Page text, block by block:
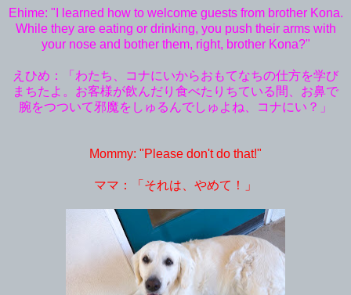
Ehime: "I learned how to welcome guests from brother Kona.
While they are eating or drinking, you push their arms with
your nose and bother them, right, brother Kona?"
えひめ：「わたち、コナにいからおもてなちの仕方を学び
まちたよ。お客様が飲んだり食べたりちている間、お鼻で
腕をつついて邪魔をしゅるんでしゅよね、コナにい？」
Mommy: "Please don't do that!"
ママ：「それは、やめて！」